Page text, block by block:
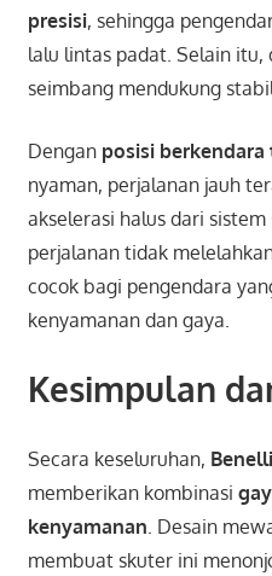
presisi, sehingga
lalu lintas padat. Selain itu,
seimbang mendukung
Dengan posisi berkendara
nyaman, perjalanan jauh
akselerasi halus dari
perjalanan tidak
cocok bagi pengendara
kenyamanan dan gaya.
Kesimpulan
Secara keseluruhan,
memberikan kombinasi
kenyamanan . Desain
membuat skuter ini